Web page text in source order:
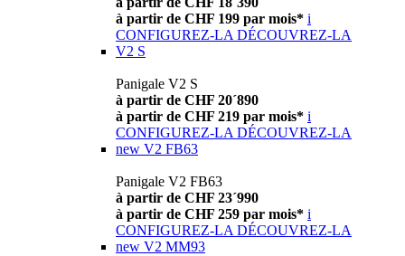
à partir de CHF 199 par mois* i
CONFIGUREZ-LA DÉCOUVREZ-LA
V2 S
Panigale V2 S
à partir de CHF 20´890
à partir de CHF 219 par mois* i
CONFIGUREZ-LA DÉCOUVREZ-LA
new V2 FB63
Panigale V2 FB63
à partir de CHF 23´990
à partir de CHF 259 par mois* i
CONFIGUREZ-LA DÉCOUVREZ-LA
new V2 MM93